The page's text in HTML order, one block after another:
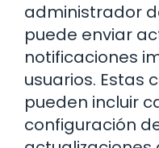
administrador
puede enviar
notificaciones
usuarios. Estas
pueden incluir
configuración